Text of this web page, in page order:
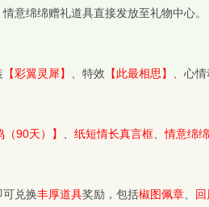
意绵绵赠礼道具直接发放至礼物中心。
【彩翼灵犀】 、特效 【此最相思】 、心
（90天）】 纸短情长真言框 、情意绵
兑换丰厚道具奖励，包括椒图佩章